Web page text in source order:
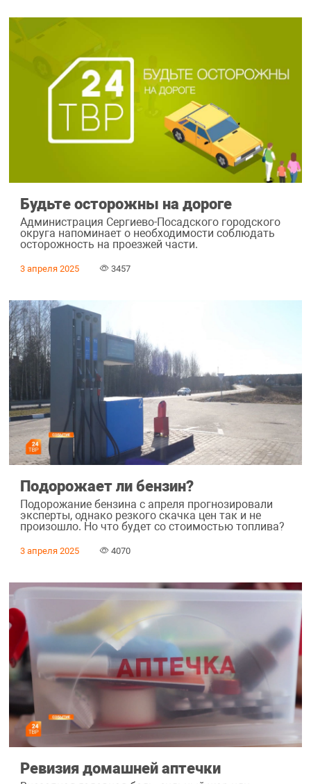
Будьте осторожны на дороге
Администрация Сергиево-Посадского городского
округа напоминает о необходимости соблюдать
осторожность на проезжей части.
3 апреля 2025 3457
Подорожает ли бензин?
Подорожание бензина с апреля прогнозировали
эксперты, однако резкого скачка цен так и не
произошло. Но что будет со стоимостью топлива?
3 апреля 2025 4070
Ревизия домашней аптечки